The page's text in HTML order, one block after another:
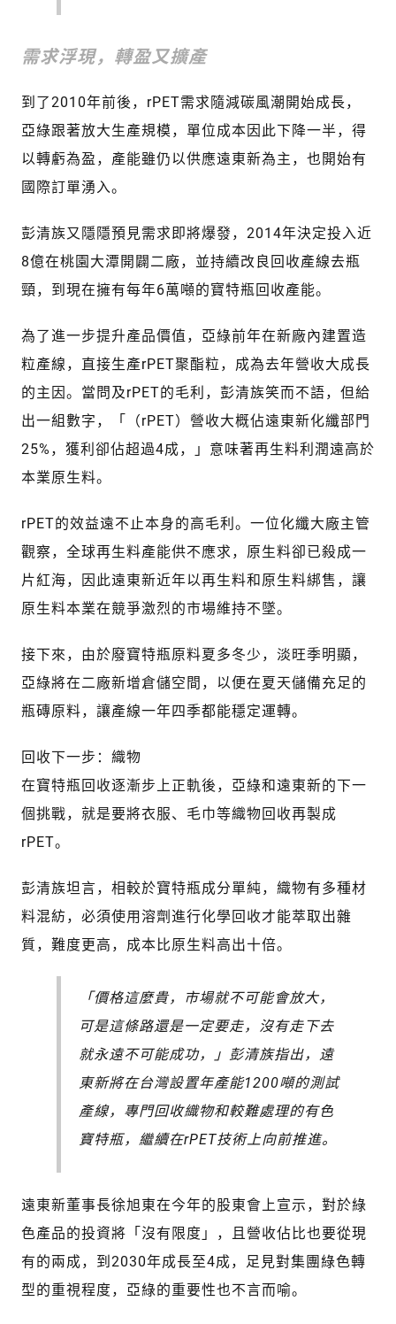
需求浮現，轉盈又擴產
到了2010年前後，rPET需求隨減碳風潮開始成長，
亞綠跟著放大生產規模，單位成本因此下降一半，得
以轉虧為盈，產能雖仍以供應遠東新為主，也開始有
國際訂單湧入。
彭清族又隱隱預見需求即將爆發，2014年決定投入近
8億在桃園大潭開闢二廠，並持續改良回收產線去瓶
頸，到現在擁有每年6萬噸的寶特瓶回收產能。
為了進一步提升產品價值，亞綠前年在新廠內建置造
粒產線，直接生產rPET聚酯粒，成為去年營收大成長
的主因。當問及rPET的毛利，彭清族笑而不語，但給
出一組數字，「（rPET）營收大概佔遠東新化纖部門
25%，獲利卻佔超過4成，」意味著再生料利潤遠高於
本業原生料。
rPET的效益遠不止本身的高毛利。一位化纖大廠主管
觀察，全球再生料產能供不應求，原生料卻已殺成一
片紅海，因此遠東新近年以再生料和原生料綁售，讓
原生料本業在競爭激烈的市場維持不墜。
接下來，由於廢寶特瓶原料夏多冬少，淡旺季明顯，
亞綠將在二廠新增倉儲空間，以便在夏天儲備充足的
瓶磚原料，讓產線一年四季都能穩定運轉。
回收下一步：織物
在寶特瓶回收逐漸步上正軌後，亞綠和遠東新的下一
個挑戰，就是要將衣服、毛巾等織物回收再製成
rPET。
彭清族坦言，相較於寶特瓶成分單純，織物有多種材
料混紡，必須使用溶劑進行化學回收才能萃取出雜
質，難度更高，成本比原生料高出十倍。
「價格這麼貴，市場就不可能會放大，
可是這條路還是一定要走，沒有走下去
就永遠不可能成功，」彭清族指出，遠
東新將在台灣設置年產能1200噸的測試
產線，專門回收織物和較難處理的有色
寶特瓶，繼續在rPET技術上向前推進。
遠東新董事長徐旭東在今年的股東會上宣示，對於綠
色產品的投資將「沒有限度」，且營收佔比也要從現
有的兩成，到2030年成長至4成，足見對集團綠色轉
型的重視程度，亞綠的重要性也不言而喻。